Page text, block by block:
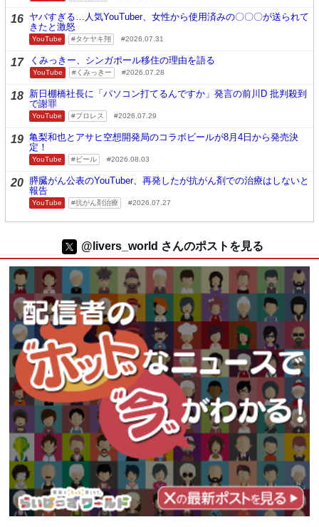
16 ヤバすぎる…人気YouTuber、女性から使用済みの〇〇〇が送られて
きたと激怒
YouTube タケヤキ翔 2026.07.31
17 くみっきー、シンガポール移住の理由を語る
YouTube くみっきー 2026.07.28
18 新日棚橋社長に「パソコン打てるんですか」発言の前川D 批判殺到
で謝罪
YouTube プロレス 2026.07.29
19 亀梨和也とアサヒ空想開発局のコラボビールが8月4日から発売決
定！
YouTube ビール 2026.08.03
20 膵臓がん公表のYouTuber、再発したが抗がん剤での治療はしないと
報告
YouTube 抗がん剤治療 2026.07.27
@livers_world さんのポストを見る